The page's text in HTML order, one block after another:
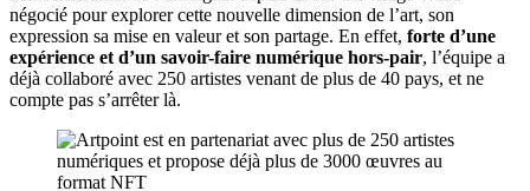
négocié pour explorer cette nouvelle dimension de l’art, son
expression sa mise en valeur et son partage. En effet, forte d’une
expérience et d’un savoir-faire numérique hors-pair, l’équipe a
déjà collaboré avec 250 artistes venant de plus de 40 pays, et ne
compte pas s’arrêter là.